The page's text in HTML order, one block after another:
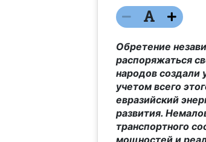
Обретение
распоряжаться
народов создали
учетом всего
евразийский
развития.
транспортного
мощностей и